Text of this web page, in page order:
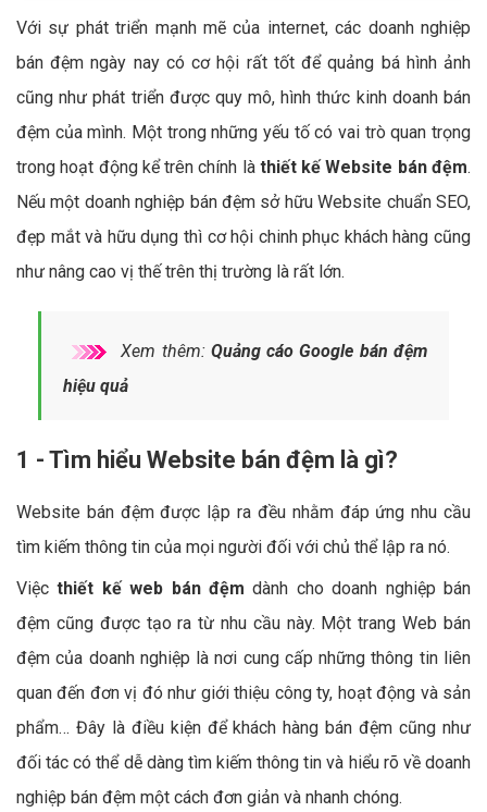
Với sự phát triển mạnh mẽ của internet, các doanh nghiệp
bán đệm ngày nay có cơ hội rất tốt để quảng bá hình ảnh
cũng như phát triển được quy mô, hình thức kinh doanh bán
đệm của mình. Một trong những yếu tố có vai trò quan trọng
trong hoạt động kể trên chính là thiết kế Website bán đệm.
Nếu một doanh nghiệp bán đệm sở hữu Website chuẩn SEO,
đẹp mắt và hữu dụng thì cơ hội chinh phục khách hàng cũng
như nâng cao vị thế trên thị trường là rất lớn.
Xem thêm: Quảng cáo Google bán đệm
hiệu quả
1 - Tìm hiểu Website bán đệm là gì?
Website bán đệm được lập ra đều nhằm đáp ứng nhu cầu
tìm kiếm thông tin của mọi người đối với chủ thể lập ra nó.
Việcthiết kế web bán đệm dành cho doanh nghiệp bán
đệm cũng được tạo ra từ nhu cầu này. Một trang Web bán
đệm của doanh nghiệp là nơi cung cấp những thông tin liên
quan đến đơn vị đó như giới thiệu công ty, hoạt động và sản
phẩm… Đây là điều kiện để khách hàng bán đệm cũng như
đối tác có thể dễ dàng tìm kiếm thông tin và hiểu rõ về doanh
nghiệp bán đệm một cách đơn giản và nhanh chóng.